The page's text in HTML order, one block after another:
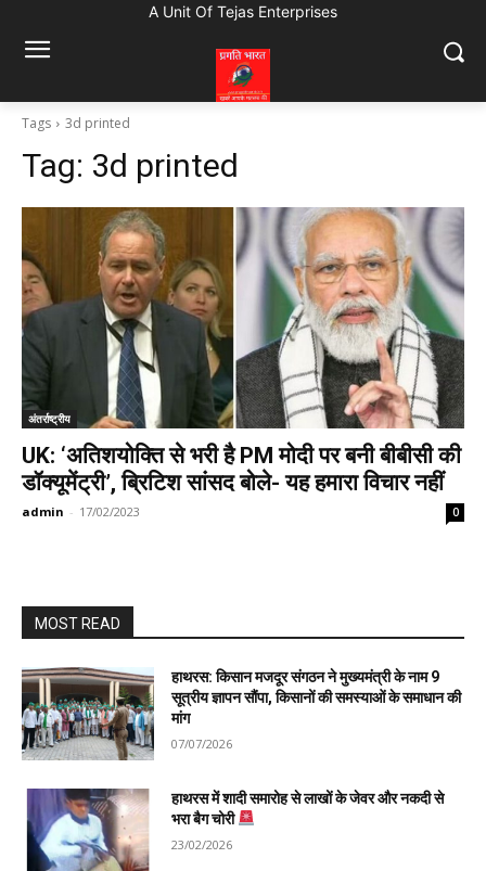
A Unit Of Tejas Enterprises
Tags 3d printed
Tag: 3d printed
अंतर्राष्ट्रीय
UK: ‘अतिशयोक्ति से भरी है PM मोदी पर बनी बीबीसी की
डॉक्यूमेंट्री’, ब्रिटिश सांसद बोले- यह हमारा विचार नहीं
admin - 17/02/2023 0
MOST READ
हाथरस: किसान मजदूर संगठन ने मुख्यमंत्री के नाम 9
सूत्रीय ज्ञापन सौंपा, किसानों की समस्याओं के समाधान की
मांग
07/07/2026
हाथरस में शादी समारोह से लाखों के जेवर और नकदी से
भरा बैग चोरी
23/02/2026